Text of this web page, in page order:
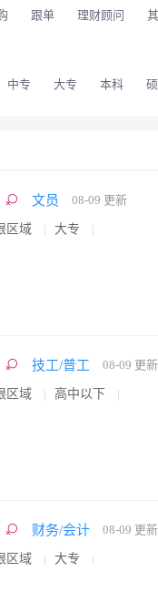
跟单 理财顾问
中专 大专 本科
文员 08-09 更新
区域 大专
技工/普工 08-09 更新
区域 高中以下
财务/会计 08-09 更新
区域 大专